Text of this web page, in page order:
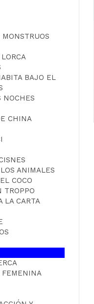
BAJO EL
NOCHES
CHINA
ANIMALES
COCO
TROPPO
LA CARTA
FEMENINA